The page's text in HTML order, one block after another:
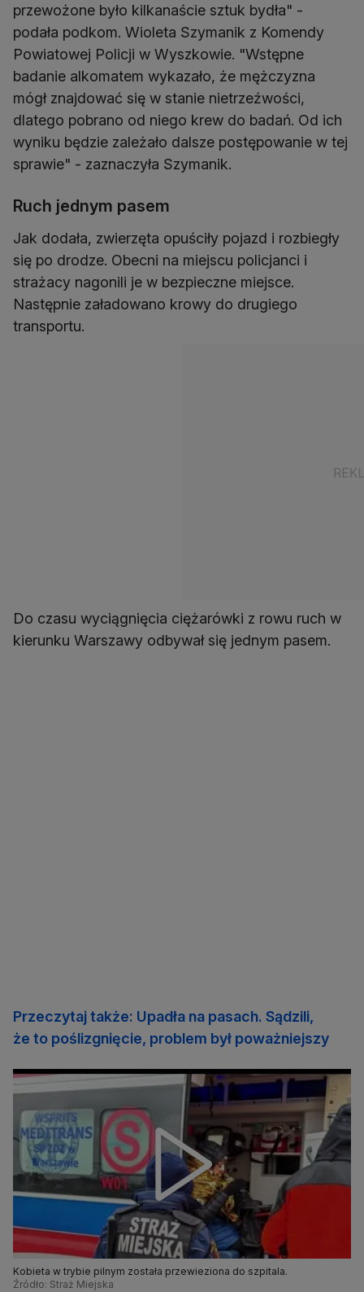
przewożone było kilkanaście sztuk bydła" -
podała podkom. Wioleta Szymanik z Komendy
Powiatowej Policji w Wyszkowie. "Wstępne
badanie alkomatem wykazało, że mężczyzna
mógł znajdować się w stanie nietrzeźwości,
dlatego pobrano od niego krew do badań. Od ich
wyniku będzie zależało dalsze postępowanie w tej
sprawie" - zaznaczyła Szymanik.
Ruch jednym pasem
Jak dodała, zwierzęta opuściły pojazd i rozbiegły
się po drodze. Obecni na miejscu policjanci i
strażacy nagonili je w bezpieczne miejsce.
Następnie załadowano krowy do drugiego
transportu.
Do czasu wyciągnięcia ciężarówki z rowu ruch w
kierunku Warszawy odbywał się jednym pasem.
Przeczytaj także: Upadła na pasach. Sądzili,
że to poślizgnięcie, problem był poważniejszy
Kobieta w trybie pilnym została przewieziona do szpitala.
Źródło: Straż Miejska